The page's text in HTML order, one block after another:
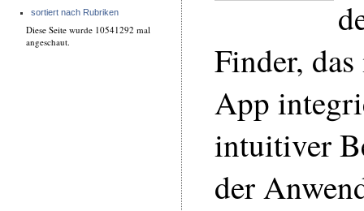
sortiert nach Rubriken
Diese Seite wurde 10541292 mal
angeschaut.
Finder,
App
intuitiver
der